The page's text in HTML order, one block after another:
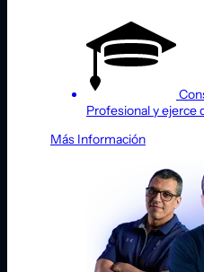
Profesional y ejerce
Más Información